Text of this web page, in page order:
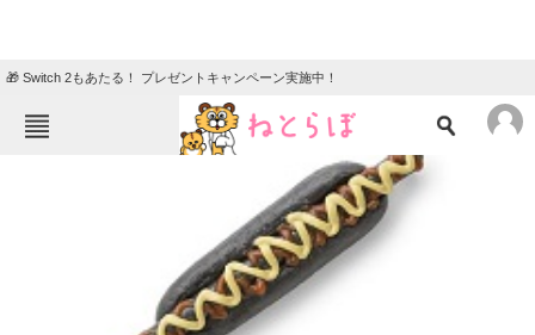
🎁 Switch 2もあたる！ プレゼントキャンペーン実施中！
ニュース
クイズ
地域